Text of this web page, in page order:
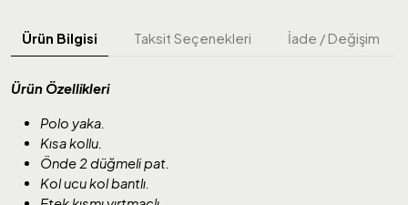
Ürün Bilgisi Taksit Seçenekleri İade / Değişim
Ürün Özellikleri
Polo yaka.
Kısa kollu.
Önde 2 düğmeli pat.
Kol ucu kol bantlı.